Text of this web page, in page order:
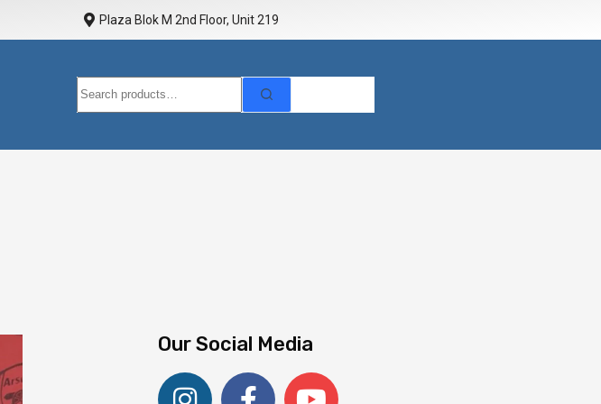
Plaza Blok M 2nd Floor, Unit 219
Our Social Media